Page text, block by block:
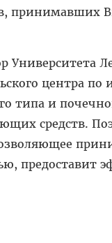
принимавших
Университета
центра
типа и
средств.
предоставит